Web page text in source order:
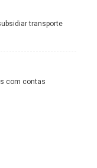
transporte
com contas